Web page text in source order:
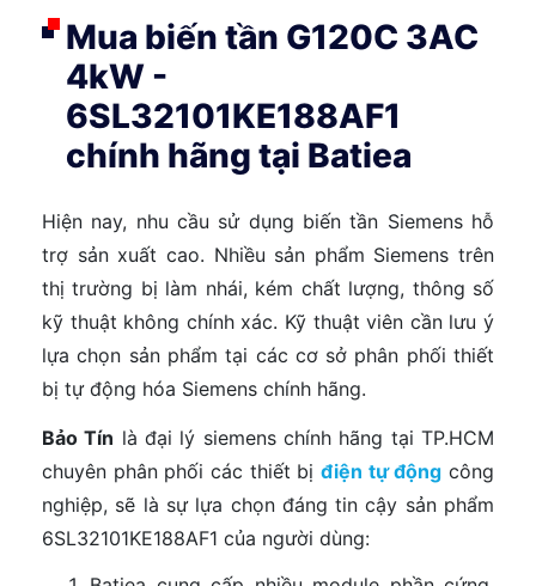
Mua biến tần G120C 3AC
4kW -
6SL32101KE188AF1
chính hãng tại Batiea
Hiện nay, nhu cầu sử dụng biến tần Siemens hỗ
trợ sản xuất cao. Nhiều sản phẩm Siemens trên
thị trường bị làm nhái, kém chất lượng, thông số
kỹ thuật không chính xác. Kỹ thuật viên cần lưu ý
lựa chọn sản phẩm tại các cơ sở phân phối thiết
bị tự động hóa Siemens chính hãng.
Bảo Tín là đại lý siemens chính hãng tại TP.HCM
chuyên phân phối các thiết bị điện tự động công
nghiệp, sẽ là sự lựa chọn đáng tin cậy sản phẩm
6SL32101KE188AF1 của người dùng: